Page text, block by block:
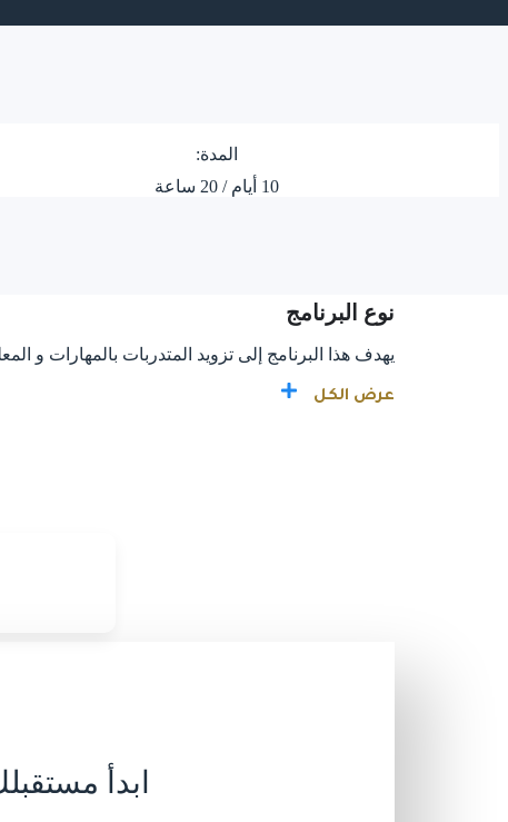
المدة:
10 أيام / 20 ساعة
نوع البرنامج
يهدف هذا البرنامج إلى تزويد المتدربات بالمهارات و
عرض الكل
ابدأ